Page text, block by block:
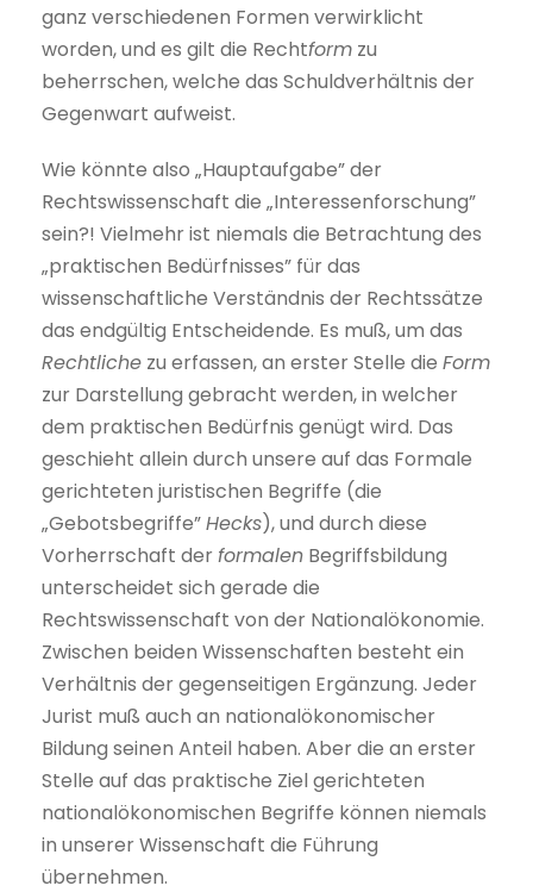
ganz verschiedenen Formen verwirklicht
worden, und es gilt die Rechtform zu
beherrschen, welche das Schuldverhältnis der
Gegenwart aufweist.
Wie könnte also „Hauptaufgabe” der
Rechtswissenschaft die „Interessenforschung”
sein?! Vielmehr ist niemals die Betrachtung des
„praktischen Bedürfnisses” für das
wissenschaftliche Verständnis der Rechtssätze
das endgültig Entscheidende. Es muß, um das
Rechtliche zu erfassen, an erster Stelle die Form
zur Darstellung gebracht werden, in welcher
dem praktischen Bedürfnis genügt wird. Das
geschieht allein durch unsere auf das Formale
gerichteten juristischen Begriffe (die
„Gebotsbegriffe”Hecks), und durch diese
Vorherrschaft derformalen Begriffsbildung
unterscheidet sich gerade die
Rechtswissenschaft von der Nationalökonomie.
Zwischen beiden Wissenschaften besteht ein
Verhältnis der gegenseitigen Ergänzung. Jeder
Jurist muß auch an nationalökonomischer
Bildung seinen Anteil haben. Aber die an erster
Stelle auf das praktische Ziel gerichteten
nationalökonomischen Begriffe können niemals
in unserer Wissenschaft die Führung
übernehmen.